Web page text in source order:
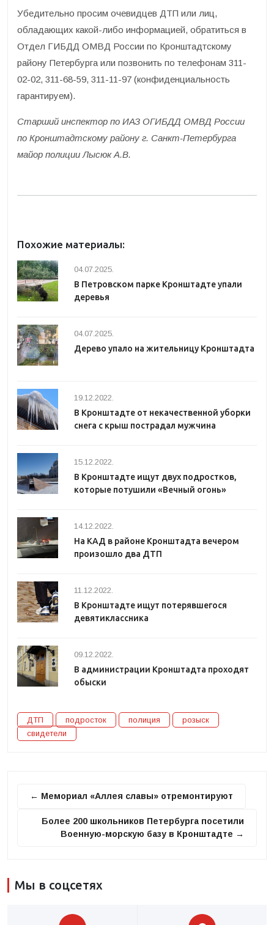
Убедительно просим очевидцев ДТП или лиц,
обладающих какой-либо информацией, обратиться в
Отдел ГИБДД ОМВД России по Кронштадтскому
району Петербурга или позвонить по телефонам 311-
02-02, 311-68-59, 311-11-97 (конфиденциальность
гарантируем).
Старший инспектор по ИАЗ ОГИБДД ОМВД России
по Кронштадтскому району г. Санкт-Петербурга
майор полиции Лысюк А.В.
Похожие материалы:
04.07.2025.
В Петровском парке Кронштадте упали
деревья
04.07.2025.
Дерево упало на жительницу Кронштадта
19.12.2022.
В Кронштадте от некачественной уборки
снега с крыш пострадал мужчина
15.12.2022.
В Кронштадте ищут двух подростков,
которые потушили «Вечный огонь»
14.12.2022.
На КАД в районе Кронштадта вечером
произошло два ДТП
11.12.2022.
В Кронштадте ищут потерявшегося
девятиклассника
09.12.2022.
В администрации Кронштадта проходят
обыски
ДТП подросток полиция
розыск
свидетели
← Мемориал «Аллея славы» отремонтируют
Более 200 школьников Петербурга посетили
Военную-морскую базу в Кронштадте →
Мы в соцсетях